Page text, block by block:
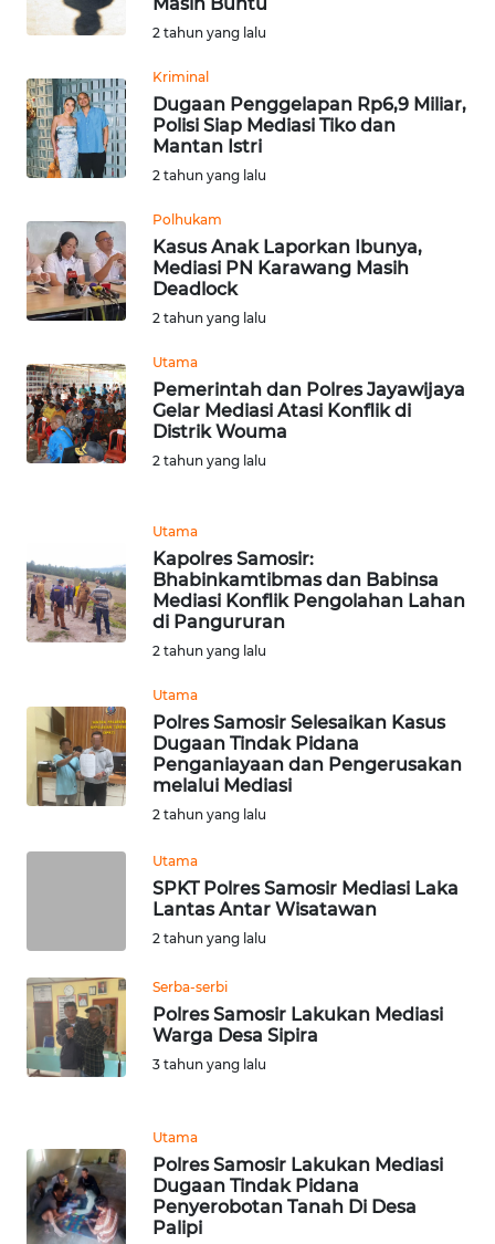
Masih Buntu
2 tahun yang lalu
Kriminal
Dugaan Penggelapan Rp6,9 Miliar,
Polisi Siap Mediasi Tiko dan
Mantan Istri
2 tahun yang lalu
Polhukam
Kasus Anak Laporkan Ibunya,
Mediasi PN Karawang Masih
Deadlock
2 tahun yang lalu
Utama
Pemerintah dan Polres Jayawijaya
Gelar Mediasi Atasi Konflik di
Distrik Wouma
2 tahun yang lalu
Utama
Kapolres Samosir:
Bhabinkamtibmas dan Babinsa
Mediasi Konflik Pengolahan Lahan
di Pangururan
2 tahun yang lalu
Utama
Polres Samosir Selesaikan Kasus
Dugaan Tindak Pidana
Penganiayaan dan Pengerusakan
melalui Mediasi
2 tahun yang lalu
Utama
SPKT Polres Samosir Mediasi Laka
Lantas Antar Wisatawan
2 tahun yang lalu
Serba-serbi
Polres Samosir Lakukan Mediasi
Warga Desa Sipira
3 tahun yang lalu
Utama
Polres Samosir Lakukan Mediasi
Dugaan Tindak Pidana
Penyerobotan Tanah Di Desa
Palipi
WN
KALSEL
KALTIM
WN
SULSEL
WN
GORONTALO
WN
MALUKU
WN
MALUT
WN
DAIRI
WN
DANAU
LANGKAT
TAPANULI
WN
TANJUNG
LESUNG